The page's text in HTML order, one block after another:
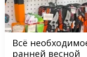
Всё
ранней весной